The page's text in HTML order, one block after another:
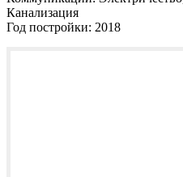
Канализация
Год постройки: 2018